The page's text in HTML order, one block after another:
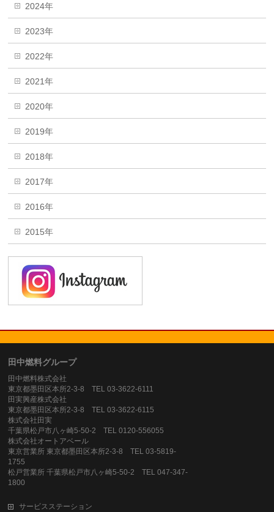
2024年
2023年
2022年
2021年
2020年
2019年
2018年
2017年
2016年
2015年
田中燃料グループ
田中燃料株式会社
東京都墨田区本所2-3-8 TEL 03-3622-6111
田実興産株式会社
東京都墨田区本所2-3-8 TEL 03-3622-6115
株式会社田実
千葉県松戸市八ヶ崎5-50-2 TEL 0120-556055
株式会社オートアベール
東京営業所 東京都墨田区本所2-3-8 TEL 03-5819-
1755
松戸営業所 千葉県松戸市八ヶ崎5-50-2 TEL 047-347-
1800
サービスステーション